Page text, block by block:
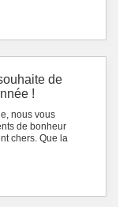
de
!
nous vous
de bonheur
chers. Que la